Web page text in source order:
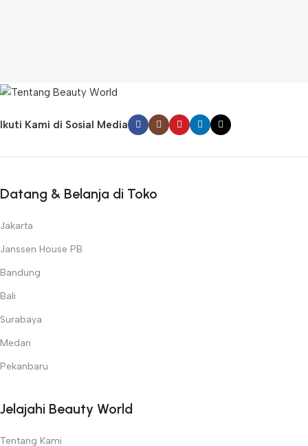
Ikuti Kami di Sosial Media
Datang & Belanja di Toko
Jakarta
Janssen House PB
Bandung
Bali
Surabaya
Medan
Pekanbaru
Jelajahi Beauty World
Tentang Kami